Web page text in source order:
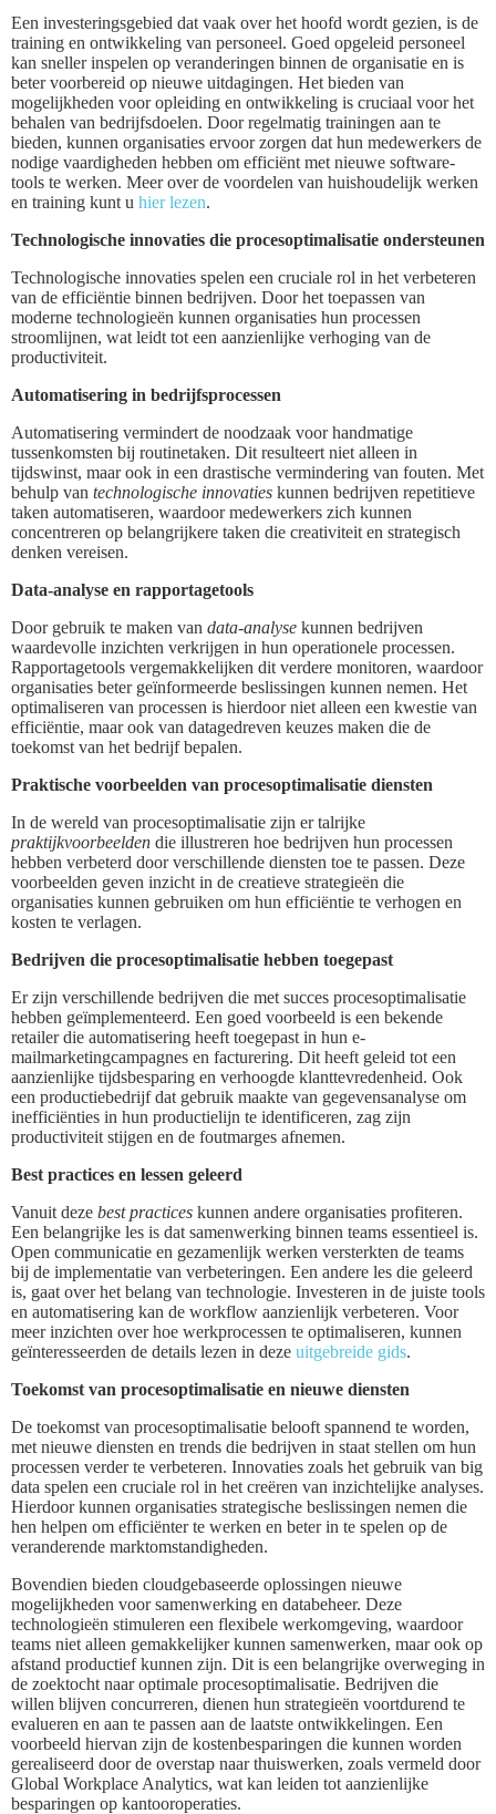
Een investeringsgebied dat vaak over het hoofd wordt gezien, is de
training en ontwikkeling van personeel. Goed opgeleid personeel
kan sneller inspelen op veranderingen binnen de organisatie en is
beter voorbereid op nieuwe uitdagingen. Het bieden van
mogelijkheden voor opleiding en ontwikkeling is cruciaal voor het
behalen van bedrijfsdoelen. Door regelmatig trainingen aan te
bieden, kunnen organisaties ervoor zorgen dat hun medewerkers de
nodige vaardigheden hebben om efficiënt met nieuwe software-
tools te werken. Meer over de voordelen van huishoudelijk werken
en training kunt u hier lezen.
Technologische innovaties die procesoptimalisatie ondersteunen
Technologische innovaties spelen een cruciale rol in het verbeteren
van de efficiëntie binnen bedrijven. Door het toepassen van
moderne technologieën kunnen organisaties hun processen
stroomlijnen, wat leidt tot een aanzienlijke verhoging van de
productiviteit.
Automatisering in bedrijfsprocessen
Automatisering vermindert de noodzaak voor handmatige
tussenkomsten bij routinetaken. Dit resulteert niet alleen in
tijdswinst, maar ook in een drastische vermindering van fouten. Met
behulp van technologische innovaties kunnen bedrijven repetitieve
taken automatiseren, waardoor medewerkers zich kunnen
concentreren op belangrijkere taken die creativiteit en strategisch
denken vereisen.
Data-analyse en rapportagetools
Door gebruik te maken van data-analyse kunnen bedrijven
waardevolle inzichten verkrijgen in hun operationele processen.
Rapportagetools vergemakkelijken dit verdere monitoren, waardoor
organisaties beter geïnformeerde beslissingen kunnen nemen. Het
optimaliseren van processen is hierdoor niet alleen een kwestie van
efficiëntie, maar ook van datagedreven keuzes maken die de
toekomst van het bedrijf bepalen.
Praktische voorbeelden van procesoptimalisatie diensten
In de wereld van procesoptimalisatie zijn er talrijke
praktijkvoorbeelden die illustreren hoe bedrijven hun processen
hebben verbeterd door verschillende diensten toe te passen. Deze
voorbeelden geven inzicht in de creatieve strategieën die
organisaties kunnen gebruiken om hun efficiëntie te verhogen en
kosten te verlagen.
Bedrijven die procesoptimalisatie hebben toegepast
Er zijn verschillende bedrijven die met succes procesoptimalisatie
hebben geïmplementeerd. Een goed voorbeeld is een bekende
retailer die automatisering heeft toegepast in hun e-
mailmarketingcampagnes en facturering. Dit heeft geleid tot een
aanzienlijke tijdsbesparing en verhoogde klanttevredenheid. Ook
een productiebedrijf dat gebruik maakte van gegevensanalyse om
inefficiënties in hun productielijn te identificeren, zag zijn
productiviteit stijgen en de foutmarges afnemen.
Best practices en lessen geleerd
Vanuit deze best practices kunnen andere organisaties profiteren.
Een belangrijke les is dat samenwerking binnen teams essentieel is.
Open communicatie en gezamenlijk werken versterkten de teams
bij de implementatie van verbeteringen. Een andere les die geleerd
is, gaat over het belang van technologie. Investeren in de juiste tools
en automatisering kan de workflow aanzienlijk verbeteren. Voor
meer inzichten over hoe werkprocessen te optimaliseren, kunnen
geïnteresseerden de details lezen in deze uitgebreide gids.
Toekomst van procesoptimalisatie en nieuwe diensten
De toekomst van procesoptimalisatie belooft spannend te worden,
met nieuwe diensten en trends die bedrijven in staat stellen om hun
processen verder te verbeteren. Innovaties zoals het gebruik van big
data spelen een cruciale rol in het creëren van inzichtelijke analyses.
Hierdoor kunnen organisaties strategische beslissingen nemen die
hen helpen om efficiënter te werken en beter in te spelen op de
veranderende marktomstandigheden.
Bovendien bieden cloudgebaseerde oplossingen nieuwe
mogelijkheden voor samenwerking en databeheer. Deze
technologieën stimuleren een flexibele werkomgeving, waardoor
teams niet alleen gemakkelijker kunnen samenwerken, maar ook op
afstand productief kunnen zijn. Dit is een belangrijke overweging in
de zoektocht naar optimale procesoptimalisatie. Bedrijven die
willen blijven concurreren, dienen hun strategieën voortdurend te
evalueren en aan te passen aan de laatste ontwikkelingen. Een
voorbeeld hiervan zijn de kostenbesparingen die kunnen worden
gerealiseerd door de overstap naar thuiswerken, zoals vermeld door
Global Workplace Analytics, wat kan leiden tot aanzienlijke
besparingen op kantooroperaties.